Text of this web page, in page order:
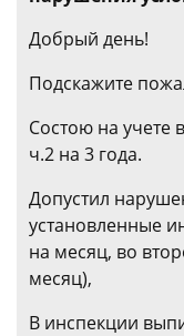
Добрый день!
Подскажите
Состою на учете
ч.2 на 3 года.
Допустил
установленные
на месяц, во
месяц),
В инспекции